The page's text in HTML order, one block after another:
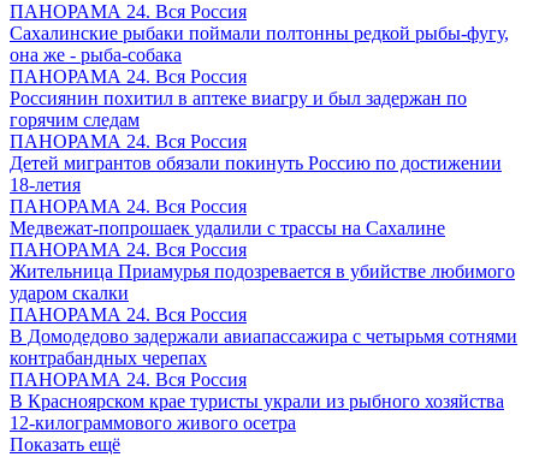
ПАНОРАМА 24. Вся Россия
Сахалинские рыбаки поймали полтонны редкой рыбы-фугу,
она же - рыба-собака
ПАНОРАМА 24. Вся Россия
Россиянин похитил в аптеке виагру и был задержан по
горячим следам
ПАНОРАМА 24. Вся Россия
Детей мигрантов обязали покинуть Россию по достижении
18-летия
ПАНОРАМА 24. Вся Россия
Медвежат-попрошаек удалили с трассы на Сахалине
ПАНОРАМА 24. Вся Россия
Жительница Приамурья подозревается в убийстве любимого
ударом скалки
ПАНОРАМА 24. Вся Россия
В Домодедово задержали авиапассажира с четырьмя сотнями
контрабандных черепах
ПАНОРАМА 24. Вся Россия
В Красноярском крае туристы украли из рыбного хозяйства
12-килограммового живого осетра
Показать ещё